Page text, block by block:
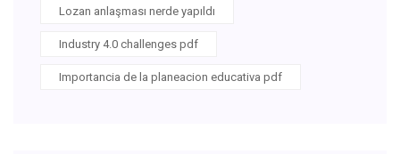
Lozan anlaşması nerde yapıldı
Industry 4.0 challenges pdf
Importancia de la planeacion educativa pdf